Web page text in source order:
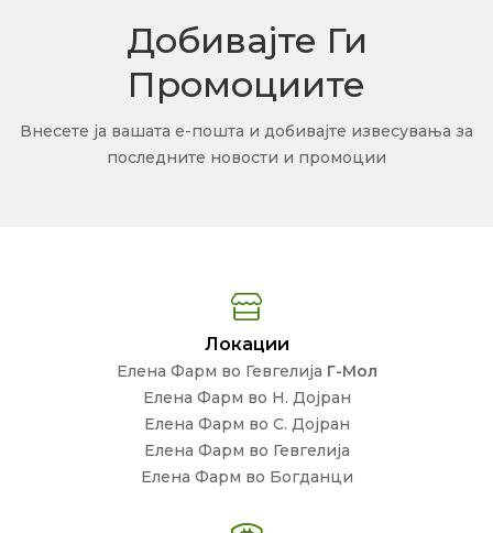
Добивајте Ги
Промоциите
Внесете ја вашата е-пошта и добивајте извесувања за
последните новости и промоции
Локации
Елена Фарм во Гевгелија Г-Мол
Елена Фарм во Н. Дојран
Елена Фарм во С. Дојран
Елена Фарм во Гевгелија
Елена Фарм во Богданци